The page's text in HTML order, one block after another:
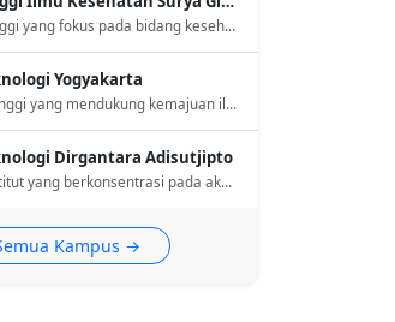
Perguruan tinggi yang fokus pada bidang kesehatan untuk menanamkan integritas pada pendidikan dan nilai-nilai agama Islam dengan ilmu pengetahuan dan keterampilan pada konsentrasi kesehatan.
Yogyakarta
Pergurusan tinggi yang mendukung kemajuan ilmu pengetahuan dan teknologi serta memberikan konstribusi kepada bangsa Indonesia dalam bidang industri dan ekonomi
Dirgantara Adisutjipto
ITDA ialah institut yang berkonsentrasi pada akademik dan pengembangan sumber daya manusia yang berfokus pada bidang dirgantara, khususnya tentang teknologi penerbangan, kedirgantaraan, serta rekayasa teknik terkait industri penerbangan.
Kampus →